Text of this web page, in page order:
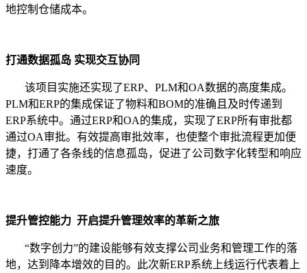
地控制仓储成本。
打通数据孤岛 实现交互协同
该项目实施还实现了ERP、PLM和OA数据的高度集成。
PLM和ERP的集成保证了物料和BOM的准确且及时传递到
ERP系统中。通过ERP和OA的集成，实现了ERP所有审批都
通过OA审批。有效提高审批效率，也使整个审批流程更加便
捷，打通了各条线的信息孤岛，促进了公司数字化转型和响应
速度。
提升管控能力 开启提升管理效率的革新之旅
“数字创力”的建设能够有效支撑公司业务和管理工作的落
地，达到降本增效的目的。此次新ERP系统上线运行代表着上